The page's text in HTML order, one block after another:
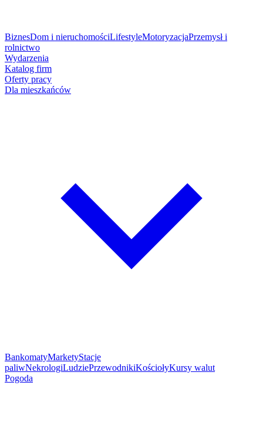
BiznesDom i nieruchomościLifestyleMotoryzacjaPrzemysł i
rolnictwo
Wydarzenia
Katalog firm
Oferty pracy
Dla mieszkańców
BankomatyMarketyStacje
paliwNekrologiLudziePrzewodnikiKościołyKursy walut
Pogoda